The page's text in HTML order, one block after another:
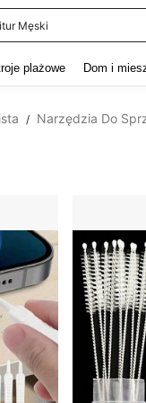
Męski
plażowe Dom i
/ Narzędzia Do